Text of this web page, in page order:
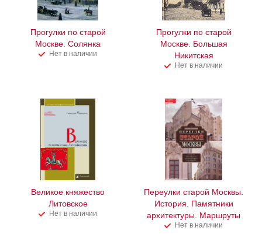
Прогулки по старой
Москве. Солянка
Нет в наличии
Прогулки по старой
Москве. Большая
Никитская
Нет в наличии
Великое княжество
Литовское
Нет в наличии
Переулки старой Москвы.
История. Памятники
архитектуры. Маршруты
Нет в наличии